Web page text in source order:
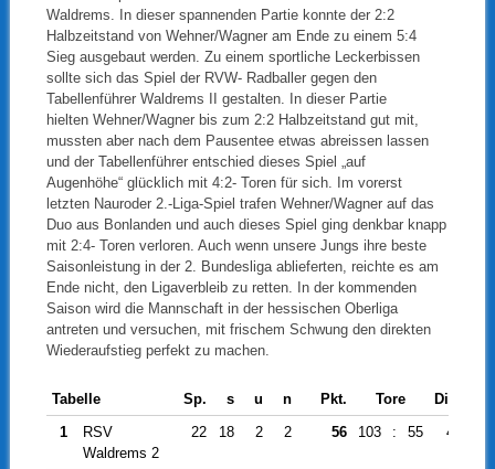
Waldrems. In dieser spannenden Partie konnte der 2:2
Halbzeitstand von Wehner/Wagner am Ende zu einem 5:4
Sieg ausgebaut werden. Zu einem sportliche Leckerbissen
sollte sich das Spiel der RVW- Radballer gegen den
Tabellenführer Waldrems II gestalten. In dieser Partie
hielten Wehner/Wagner bis zum 2:2 Halbzeitstand gut mit,
mussten aber nach dem Pausentee etwas abreissen lassen
und der Tabellenführer entschied dieses Spiel „auf
Augenhöhe“ glücklich mit 4:2- Toren für sich. Im vorerst
letzten Nauroder 2.-Liga-Spiel trafen Wehner/Wagner auf das
Duo aus Bonlanden und auch dieses Spiel ging denkbar knapp
mit 2:4- Toren verloren. Auch wenn unsere Jungs ihre beste
Saisonleistung in der 2. Bundesliga ablieferten, reichte es am
Ende nicht, den Ligaverbleib zu retten. In der kommenden
Saison wird die Mannschaft in der hessischen Oberliga
antreten und versuchen, mit frischem Schwung den direkten
Wiederaufstieg perfekt zu machen.
Tabelle Sp. s u n Pkt. Tore
Diff.
1
RSV
Waldrems 2
22 18 2 2 56 103 : 55 48